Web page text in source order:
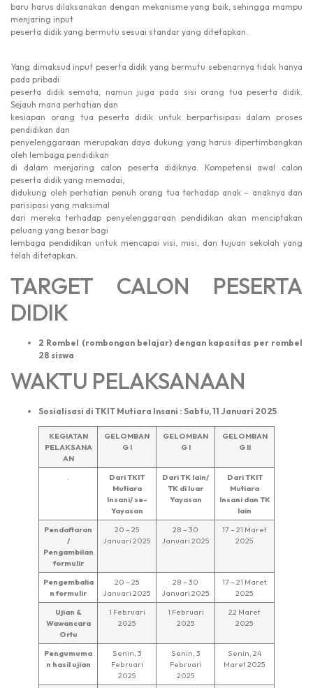
baru harus dilaksanakan dengan mekanisme yang baik, sehingga mampu
menjaring input
peserta didik yang bermutu sesuai standar yang ditetapkan.
Yang dimaksud input peserta didik yang bermutu sebenarnya tidak hanya
pada pribadi
peserta didik semata, namun juga pada sisi orang tua peserta didik.
Sejauh mana perhatian dan
kesiapan orang tua peserta didik untuk berpartisipasi dalam proses
pendidikan dan
penyelenggaraan merupakan daya dukung yang harus dipertimbangkan
oleh lembaga pendidikan
di dalam menjaring calon peserta didiknya. Kompetensi awal calon
peserta didik yang memadai,
didukung oleh perhatian penuh orang tua terhadap anak – anaknya dan
parisipasi yang maksimal
dari mereka terhadap penyelenggaraan pendidikan akan menciptakan
peluang yang besar bagi
lembaga pendidikan untuk mencapai visi, misi, dan tujuan sekolah yang
telah ditetapkan.
TARGET CALON PESERTA
DIDIK
2 Rombel (rombongan belajar) dengan kapasitas per rombel
28 siswa
WAKTU PELAKSANAAN
Sosialisasi di TKIT Mutiara Insani : Sabtu, 11 Januari 2025
KEGIATAN
PELAKSANA
AN
GELOMBAN
G I
GELOMBAN
G I
GELOMBAN
G II
Dari TKIT
Mutiara
Insani/ se-
Yayasan
Dari TK lain/
TK di luar
Yayasan
Dari TKIT
Mutiara
Insani dan TK
lain
Pendaftaran
/
Pengambilan
formulir
20 – 25
Januari 2025
28 – 30
Januari 2025
17 – 21 Maret
2025
Pengembalia
n formulir
20 – 25
Januari 2025
28 – 30
Januari 2025
17 – 21 Maret
2025
Ujian &
Wawancara
Ortu
1 Februari
2025
1 Februari
2025
22 Maret
2025
Pengumuma
n hasil ujian
Senin, 3
Februari
2025
Senin, 3
Februari
2025
Senin, 24
Maret 2025